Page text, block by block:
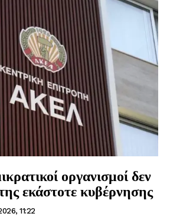
οργανισμοί δεν
εκάστοτε κυβέρνησης
11:22